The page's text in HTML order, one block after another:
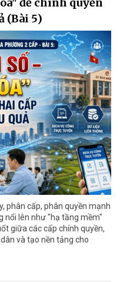
(Bài 5)
phân cấp, phân quyền mạnh
nổi lên như "hạ tầng mềm"
giữa các cấp chính quyền,
và tạo nền tảng cho